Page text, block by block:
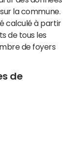
la commune.
calculé à partir
de tous les
de foyers
de